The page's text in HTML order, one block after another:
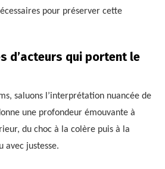
pour préserver cette
d’acteurs qui portent le
saluons l’interprétation nuancée de
une profondeur émouvante à
du choc à la colère puis à la
avec justesse.